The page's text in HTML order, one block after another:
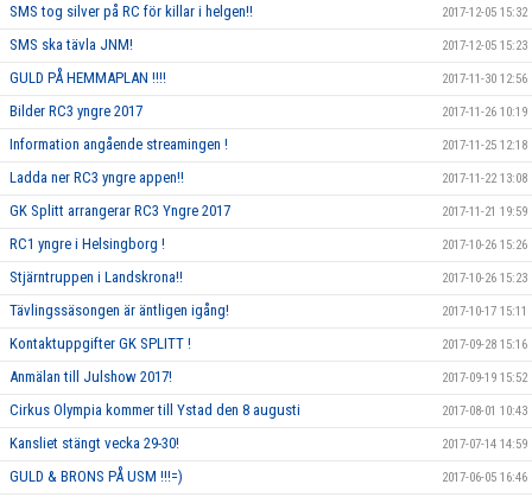
SMS tog silver på RC för killar i helgen!! 2017-12-05 15:32
SMS ska tävla JNM! 2017-12-05 15:23
GULD PÅ HEMMAPLAN !!!! 2017-11-30 12:56
Bilder RC3 yngre 2017 2017-11-26 10:19
Information angående streamingen ! 2017-11-25 12:18
Ladda ner RC3 yngre appen!! 2017-11-22 13:08
GK Splitt arrangerar RC3 Yngre 2017 2017-11-21 19:59
RC1 yngre i Helsingborg ! 2017-10-26 15:26
Stjärntruppen i Landskrona!! 2017-10-26 15:23
Tävlingssäsongen är äntligen igång! 2017-10-17 15:11
Kontaktuppgifter GK SPLITT ! 2017-09-28 15:16
Anmälan till Julshow 2017! 2017-09-19 15:52
Cirkus Olympia kommer till Ystad den 8 augusti 2017-08-01 10:43
Kansliet stängt vecka 29-30! 2017-07-14 14:59
GULD & BRONS PÅ USM !!!=) 2017-06-05 16:46